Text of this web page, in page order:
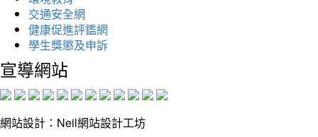
交通安全網
健康促進評鑑網
學生獎懲及申訴
宣導網站
網站設計：Neil網站設計工坊